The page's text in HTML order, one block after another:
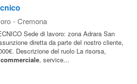
- Cremona
Sede di lavoro: zona Adrara San
diretta da parte del nostro cliente,
Descrizione del ruolo La risorsa,
commerciale, service...